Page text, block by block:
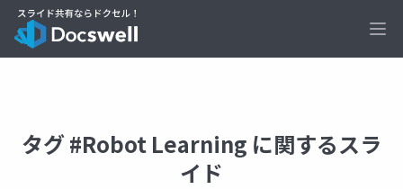
タグ #Robot Learning に関するスラ
イド